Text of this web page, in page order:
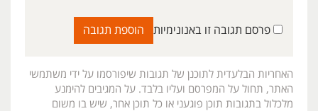
פרסם תגובה זו באנונימיות
האחריות הבלעדית לתוכנן של תגובות שיפורסמו על ידי משתמשי
האתר, תחול על המפרסם ועליו בלבד. על המגיבים להימנע
מלכלול בתגובות תוכן פוגעני או כל תוכן אחר, שיש בו משום